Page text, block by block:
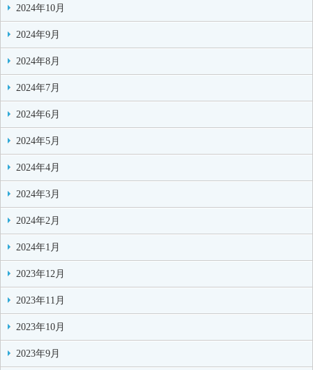
2024年10月
2024年9月
2024年8月
2024年7月
2024年6月
2024年5月
2024年4月
2024年3月
2024年2月
2024年1月
2023年12月
2023年11月
2023年10月
2023年9月